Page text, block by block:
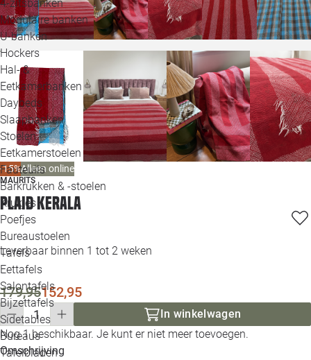
4-zitsbanken
Modulaire banken
U-banken
Hockers
Hal- &
Eetkamerbanken
Daybeds
Slaapbanken
Stoelen
Eetkamerstoelen
Fauteuils
Barkrukken & -stoelen
Krukjes
Poefjes
Bureaustoelen
Tafels
Eettafels
Salontafels
Bijzettafels
Sidetables
Bureaus
Tafelbladen
-15%Alleen online
MAURITS
Plaid Kerala
Leverbaar binnen 1 tot 2 weken
179,95152,95
In winkelwagen
Nog 1 beschikbaar. Je kunt er niet meer toevoegen.
Omschrijving